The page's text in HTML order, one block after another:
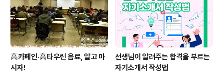
高카페인·高타우린 음료, 알고 마
시자!
선생님이 알려주는 합격을 부르는
자기소개서 작성법